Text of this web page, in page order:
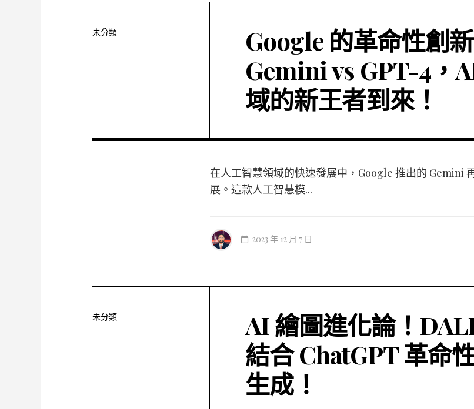
未分類
Google 的革命性創新
Gemini vs GPT-4，
域的新王者到來！
在人工智慧領域的快速發展中，Google 推出的 Gemini
展。這款人工智慧模...
2023 年 12 月 7 日
未分類
AI 繪圖進化論！
結合 ChatGPT 革命
生成！